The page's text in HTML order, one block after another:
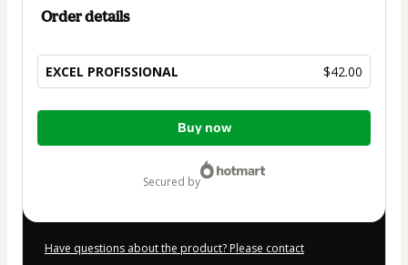
Order details
EXCEL PROFISSIONAL $42.00
Total
$42.00
Buy now
secured by
Have questions about the product? Please contact